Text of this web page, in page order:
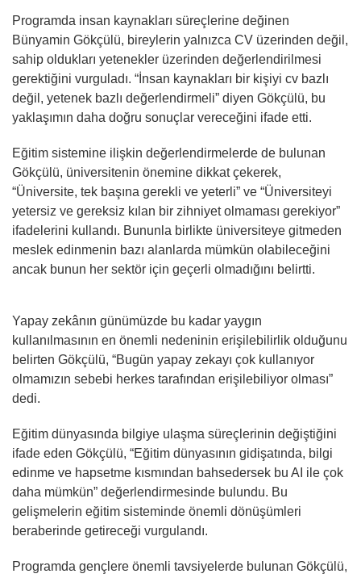
Programda insan kaynakları süreçlerine değinen
Bünyamin Gökçülü, bireylerin yalnızca CV üzerinden değil,
sahip oldukları yetenekler üzerinden değerlendirilmesi
gerektiğini vurguladı. “İnsan kaynakları bir kişiyi cv bazlı
değil, yetenek bazlı değerlendirmeli” diyen Gökçülü, bu
yaklaşımın daha doğru sonuçlar vereceğini ifade etti.
Eğitim sistemine ilişkin değerlendirmelerde de bulunan
Gökçülü, üniversitenin önemine dikkat çekerek,
“Üniversite, tek başına gerekli ve yeterli” ve “Üniversiteyi
yetersiz ve gereksiz kılan bir zihniyet olmaması gerekiyor”
ifadelerini kullandı. Bununla birlikte üniversiteye gitmeden
meslek edinmenin bazı alanlarda mümkün olabileceğini
ancak bunun her sektör için geçerli olmadığını belirtti.
Yapay zekânın günümüzde bu kadar yaygın
kullanılmasının en önemli nedeninin erişilebilirlik olduğunu
belirten Gökçülü, “Bugün yapay zekayı çok kullanıyor
olmamızın sebebi herkes tarafından erişilebiliyor olması”
dedi.
Eğitim dünyasında bilgiye ulaşma süreçlerinin değiştiğini
ifade eden Gökçülü, “Eğitim dünyasının gidişatında, bilgi
edinme ve hapsetme kısmından bahsedersek bu AI ile çok
daha mümkün” değerlendirmesinde bulundu. Bu
gelişmelerin eğitim sisteminde önemli dönüşümleri
beraberinde getireceği vurgulandı.
Programda gençlere önemli tavsiyelerde bulunan Gökçülü,